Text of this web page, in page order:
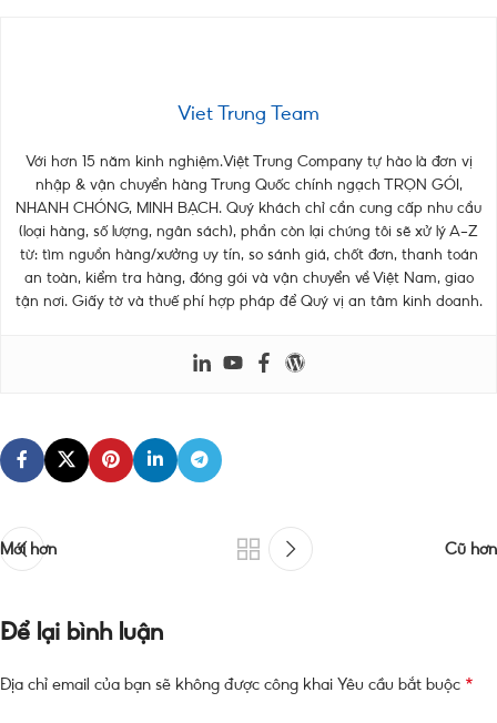
Viet Trung Team
Với hơn 15 năm kinh nghiệm.Việt Trung Company tự hào là đơn vị
nhập & vận chuyển hàng Trung Quốc chính ngạch TRỌN GÓI,
NHANH CHÓNG, MINH BẠCH. Quý khách chỉ cần cung cấp nhu cầu
(loại hàng, số lượng, ngân sách), phần còn lại chúng tôi sẽ xử lý A–Z
từ: tìm nguồn hàng/xưởng uy tín, so sánh giá, chốt đơn, thanh toán
an toàn, kiểm tra hàng, đóng gói và vận chuyển về Việt Nam, giao
tận nơi. Giấy tờ và thuế phí hợp pháp để Quý vị an tâm kinh doanh.
Mới hơn Cũ hơn
Để lại bình luận
Địa chỉ email của bạn sẽ không được công khai Yêu cầu bắt buộc *